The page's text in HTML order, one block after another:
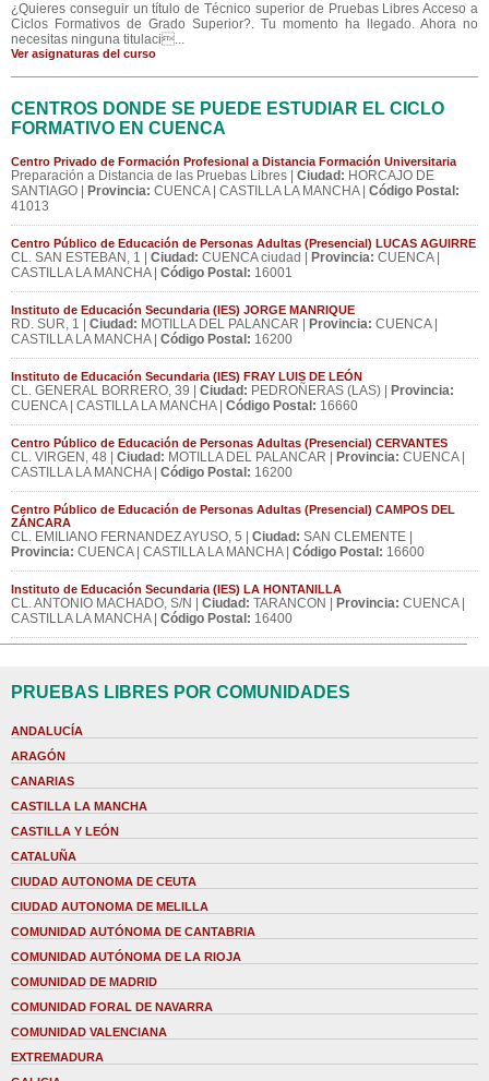
¿Quieres conseguir un título de Técnico superior de Pruebas Libres Acceso a
Ciclos Formativos de Grado Superior?. Tu momento ha llegado. Ahora no
necesitas ninguna titulaci...
Ver asignaturas del curso
CENTROS DONDE SE PUEDE ESTUDIAR EL CICLO
FORMATIVO EN CUENCA
Centro Privado de Formación Profesional a Distancia Formación Universitaria
Preparación a Distancia de las Pruebas Libres | Ciudad: HORCAJO DE
SANTIAGO |
Provincia: CUENCA | CASTILLA LA MANCHA | Código Postal:
41013
Centro Público de Educación de Personas Adultas (Presencial) LUCAS AGUIRRE
CL. SAN ESTEBAN, 1 | Ciudad: CUENCA ciudad | Provincia: CUENCA |
CASTILLA LA MANCHA | Código Postal: 16001
Instituto de Educación Secundaria (IES) JORGE MANRIQUE
RD. SUR, 1 | Ciudad: MOTILLA DEL PALANCAR | Provincia: CUENCA |
CASTILLA LA MANCHA | Código Postal: 16200
Instituto de Educación Secundaria (IES) FRAY LUIS DE LEÓN
CL. GENERAL BORRERO, 39 | Ciudad: PEDROÑERAS (LAS) |
Provincia:
CUENCA | CASTILLA LA MANCHA | Código Postal: 16660
Centro Público de Educación de Personas Adultas (Presencial) CERVANTES
CL. VIRGEN, 48 | Ciudad: MOTILLA DEL PALANCAR | Provincia: CUENCA |
CASTILLA LA MANCHA | Código Postal: 16200
Centro Público de Educación de Personas Adultas (Presencial) CAMPOS DEL
ZÁNCARA
CL. EMILIANO FERNANDEZ AYUSO, 5 | Ciudad: SAN CLEMENTE |
Provincia: CUENCA | CASTILLA LA MANCHA | Código Postal: 16600
Instituto de Educación Secundaria (IES) LA HONTANILLA
CL. ANTONIO MACHADO, S/N | Ciudad: TARANCON | Provincia: CUENCA |
CASTILLA LA MANCHA | Código Postal: 16400
PRUEBAS LIBRES POR COMUNIDADES
ANDALUCÍA
ARAGÓN
CANARIAS
CASTILLA LA MANCHA
CASTILLA Y LEÓN
CATALUÑA
CIUDAD AUTONOMA DE CEUTA
CIUDAD AUTONOMA DE MELILLA
COMUNIDAD AUTÓNOMA DE CANTABRIA
COMUNIDAD AUTÓNOMA DE LA RIOJA
COMUNIDAD DE MADRID
COMUNIDAD FORAL DE NAVARRA
COMUNIDAD VALENCIANA
EXTREMADURA